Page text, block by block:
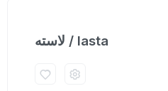
لاسته / lasta